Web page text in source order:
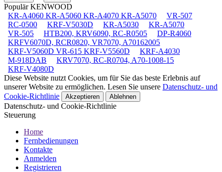
Populär KENWOOD
KR-A4060 KR-A5060 KR-A4070 KR-A5070
VR-507
RC-0500
KRF-V5030D KR-A5030
KR-A5070
VR-505
HTB200, KRV6090, RC-R0505
DP-R4060
KRFV6070D, RCR0820, VR7070, A70162005
KRF-V5060D VR-615 KRF-V5560D
KRF-A4030
M-918DAB
KRV7070, RC-R0704, A70-1008-15
KRF-V4080D
Diese Website nutzt Cookies, um für Sie das beste Erlebnis auf
unserer Website zu ermöglichen. Lesen Sie unsere Datenschutz- und
Cookie-Richtlinie
Akzeptieren Ablehnen
Datenschutz- und Cookie-Richtlinie
Steuerung
Home
Fernbedienungen
Kontakte
Anmelden
Registrieren